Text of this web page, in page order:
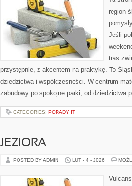
region
Jeśli
tras
przystępnie, z akcentem na praktykę. To
dziedzictwa i współczesności. W centrum
zabudowy po spokojne parki, od dziedzictwa
CATEGORIES: PORADY IT
JEZIORA
POSTED BY ADMIN LUT - 4 - 2026